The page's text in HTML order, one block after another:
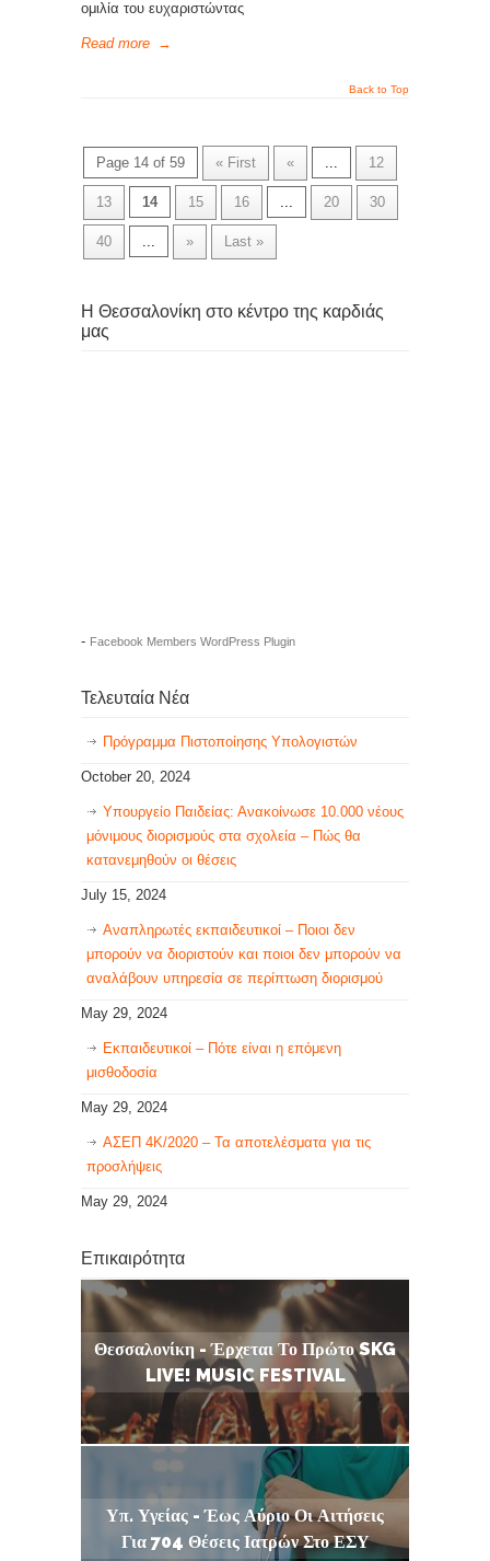
ομιλία του ευχαριστώντας
Read more →
Back to Top
Page 14 of 59 « First « ... 12
13 14 15 16 ... 20 30
40 ... » Last »
Η Θεσσαλονίκη στο κέντρο της καρδιάς
μας
- Facebook Members WordPress Plugin
Τελευταία Νέα
Πρόγραμμα Πιστοποίησης Υπολογιστών
October 20, 2024
Υπουργείο Παιδείας: Ανακοίνωσε 10.000 νέους
μόνιμους διορισμούς στα σχολεία – Πώς θα
κατανεμηθούν οι θέσεις
July 15, 2024
Αναπληρωτές εκπαιδευτικοί – Ποιοι δεν
μπορούν να διοριστούν και ποιοι δεν μπορούν να
αναλάβουν υπηρεσία σε περίπτωση διορισμού
May 29, 2024
Εκπαιδευτικοί – Πότε είναι η επόμενη
μισθοδοσία
May 29, 2024
ΑΣΕΠ 4Κ/2020 – Τα αποτελέσματα για τις
προσλήψεις
May 29, 2024
Επικαιρότητα
Θεσσαλονίκη - Έρχεται Το Πρώτο SKG
LIVE! MUSIC FESTIVAL
Υπ. Υγείας - Έως Αύριο Οι Αιτήσεις
Για 704 Θέσεις Ιατρών Στο ΕΣΥ